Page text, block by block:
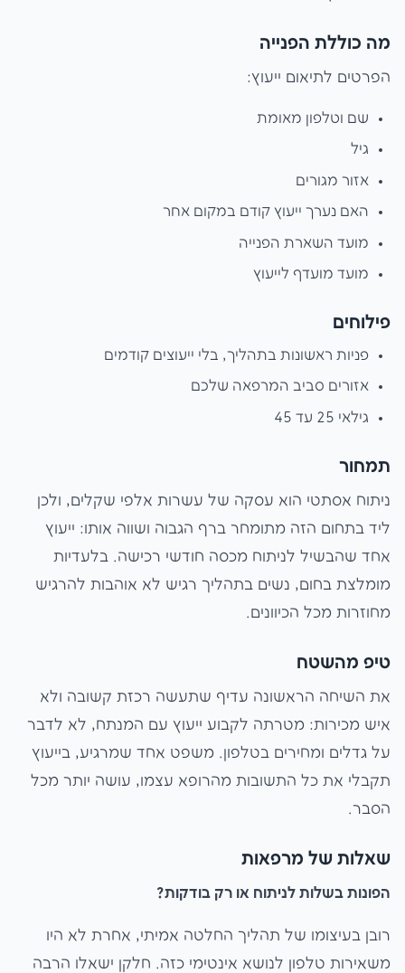
מה כוללת הפנייה
הפרטים לתיאום ייעוץ:
שם וטלפון מאומת
גיל
אזור מגורים
האם נערך ייעוץ קודם במקום אחר
מועד השארת הפנייה
מועד מועדף לייעוץ
פילוחים
פניות ראשונות בתהליך, בלי ייעוצים קודמים
אזורים סביב המרפאה שלכם
גילאי 25 עד 45
תמחור
ניתוח אסתטי הוא עסקה של עשרות אלפי שקלים, ולכן
ליד בתחום הזה מתומחר ברף הגבוה ושווה אותו: ייעוץ
אחד שהבשיל לניתוח מכסה חודשי רכישה. בלעדיות
מומלצת בחום, נשים בתהליך רגיש לא אוהבות להרגיש
מחוזרות מכל הכיוונים.
טיפ מהשטח
את השיחה הראשונה עדיף שתעשה רכזת קשובה ולא
איש מכירות: מטרתה לקבוע ייעוץ עם המנתח, לא לדבר
על גדלים ומחירים בטלפון. משפט אחד שמרגיע, בייעוץ
תקבלי את כל התשובות מהרופא עצמו, עושה יותר מכל
הסבר.
שאלות של מרפאות
הפונות בשלות לניתוח או רק בודקות?
רובן בעיצומו של תהליך החלטה אמיתי, אחרת לא היו
משאירות טלפון לנושא אינטימי כזה. חלקן ישאלו הרבה